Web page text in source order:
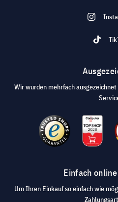
Wir wurden mehrfach
Einfach
Um Ihren Einkauf so einfach wie